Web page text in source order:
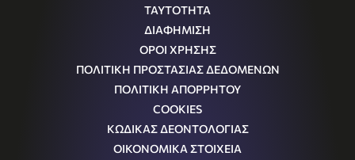
ΤΑΥΤΟΤΗΤΑ
ΔΙΑΦΗΜΙΣΗ
ΟΡΟΙ ΧΡΗΣΗΣ
ΠΟΛΙΤΙΚΗ ΠΡΟΣΤΑΣΙΑΣ ΔΕΔΟΜΕΝΩΝ
ΠΟΛΙΤΙΚΗ ΑΠΟΡΡΗΤΟΥ
COOKIES
ΚΩΔΙΚΑΣ ΔΕΟΝΤΟΛΟΓΙΑΣ
ΟΙΚΟΝΟΜΙΚΑ ΣΤΟΙΧΕΙΑ